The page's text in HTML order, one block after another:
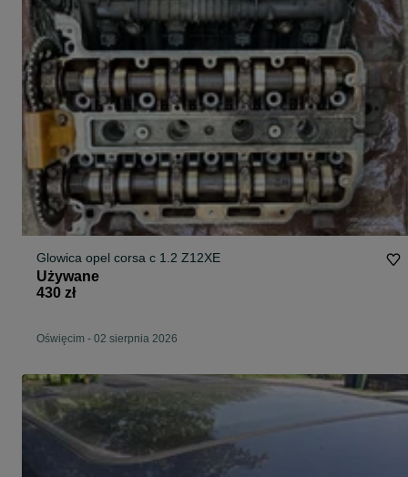
Glowica opel corsa c 1.2 Z12XE
Używane
430 zł
Oświęcim - 02 sierpnia 2026